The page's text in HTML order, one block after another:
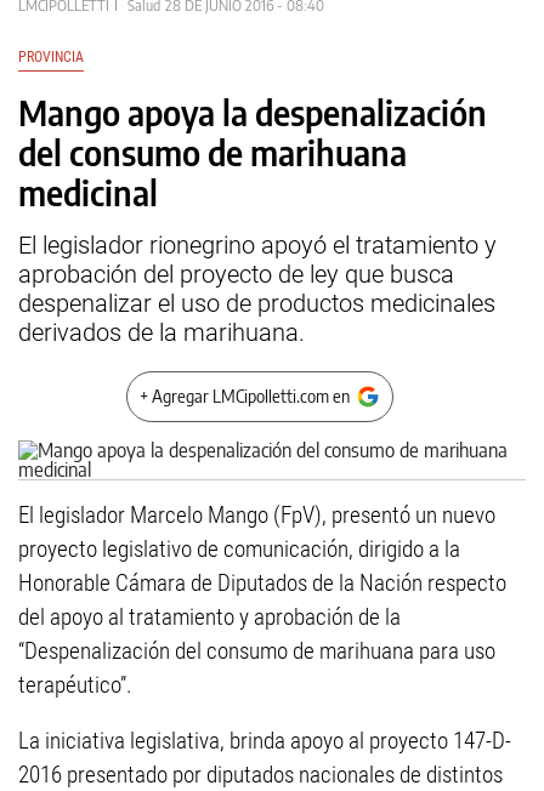
LMCIPOLLETTI Salud 28 DE JUNIO 2016 - 08:40
PROVINCIA
Mango apoya la despenalización
del consumo de marihuana
medicinal
El legislador rionegrino apoyó el tratamiento y
aprobación del proyecto de ley que busca
despenalizar el uso de productos medicinales
derivados de la marihuana.
+ Agregar LMCipolletti.com en
El legislador Marcelo Mango (FpV), presentó un nuevo
proyecto legislativo de comunicación, dirigido a la
Honorable Cámara de Diputados de la Nación respecto
del apoyo al tratamiento y aprobación de la
“Despenalización del consumo de marihuana para uso
terapéutico”.
La iniciativa legislativa, brinda apoyo al proyecto 147-D-
2016 presentado por diputados nacionales de distintos